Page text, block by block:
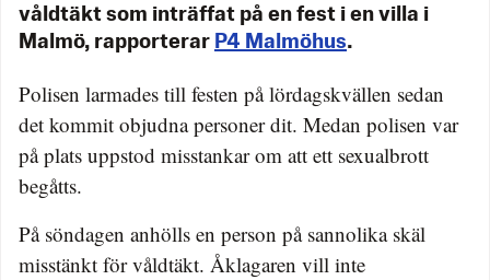
våldtäkt som inträffat på en fest i en villa i
Malmö, rapporterar P4 Malmöhus.
Polisen larmades till festen på lördagskvällen sedan
det kommit objudna personer dit. Medan polisen var
på plats uppstod misstankar om att ett sexualbrott
begåtts.
På söndagen anhölls en person på sannolika skäl
misstänkt för våldtäkt. Åklagaren vill inte